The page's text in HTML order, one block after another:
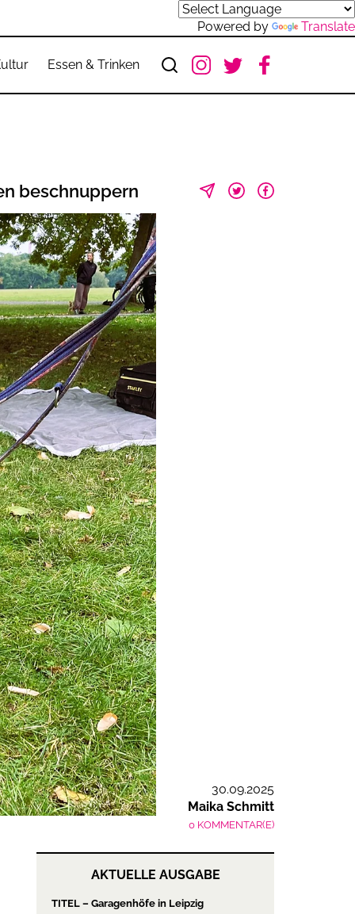
Powered by Translate
Essen & Trinken
beschnuppern
30.09.2025
Maika Schmitt
0 KOMMENTAR(E)
AKTUELLE AUSGABE
TITEL – Garagenhöfe in Leipzig